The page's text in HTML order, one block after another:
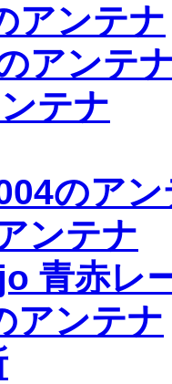
アンテナ
アンテ
テナ
のアン
ンテナ
青赤レ
アンテナ